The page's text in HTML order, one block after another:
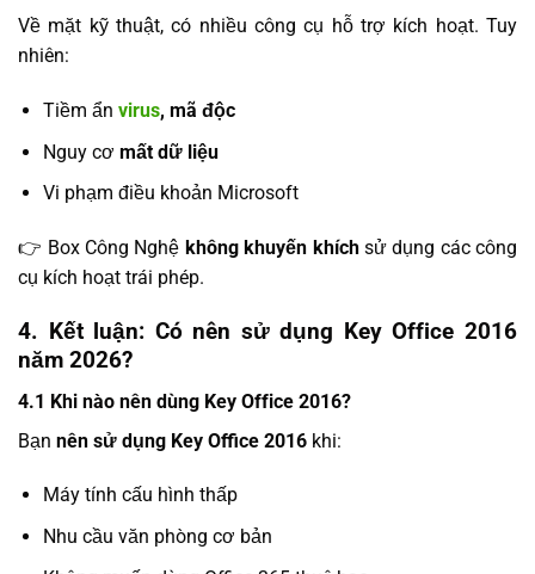
Về mặt kỹ thuật, có nhiều công cụ hỗ trợ kích hoạt. Tuy
nhiên:
Tiềm ẩn virus, mã độc
Nguy cơ mất dữ liệu
Vi phạm điều khoản Microsoft
👉 Box Công Nghệ không khuyến khíchsử dụng các công
cụ kích hoạt trái phép.
4. Kết luận: Có nên sử dụng Key Office 2016
năm 2026?
4.1 Khi nào nên dùng Key Office 2016?
Bạn nên sử dụng Key Office 2016 khi:
Máy tính cấu hình thấp
Nhu cầu văn phòng cơ bản